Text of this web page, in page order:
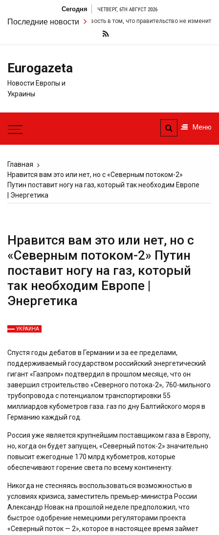
содержимому
Сегодня ЧЕТВЕРГ, 6TH АВГУСТ 2026
Последние новости
удвоил свою настойчивость в том, что правительство не изменит
Eurogazeta
Новости Европы и
Украины
Меню
Главная
Нравится вам это или нет, но с «Северным потоком-2»
Путин поставит ногу на газ, который так необходим Европе
| Энергетика
Нравится вам это или нет, но с
«Северным потоком-2» Путин
поставит ногу на газ, который
так необходим Европе |
Энергетика
УКРАИНА
Спустя годы дебатов в Германии и за ее пределами,
поддерживаемый государством российский энергетический
гигант «Газпром» подтвердил в прошлом месяце, что он
завершил строительство «Северного потока-2», 760-мильного
трубопровода с потенциалом транспортировки 55
миллиардов кубометров газа. газ по дну Балтийского моря в
Германию каждый год.
Россия уже является крупнейшим поставщиком газа в Европу,
но, когда он будет запущен, «Северный поток-2» значительно
повысит ежегодные 170 млрд кубометров, которые
обеспечивают горение света по всему континенту.
Никогда не стесняясь воспользоваться возможностью в
условиях кризиса, заместитель премьер-министра России
Александр Новак на прошлой неделе предположил, что
быстрое одобрение немецкими регуляторами проекта
«Северный поток — 2», которое в настоящее время займет